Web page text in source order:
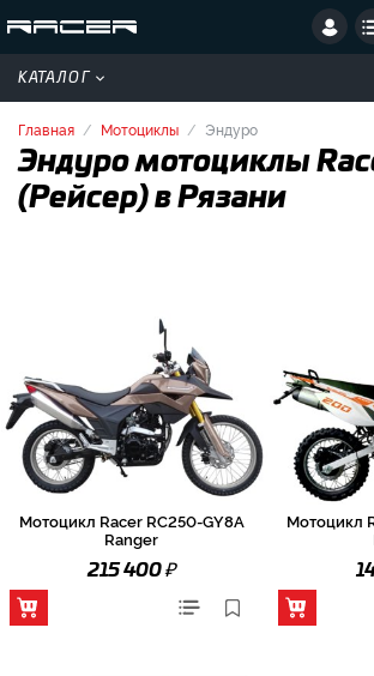
КАТАЛОГ
Главная Мотоциклы Эндуро
Эндуро мотоциклы
(Рейсер) в Рязани
Мотоцикл Racer RC250-GY8A
Ranger
215 400₽
Мотоцикл